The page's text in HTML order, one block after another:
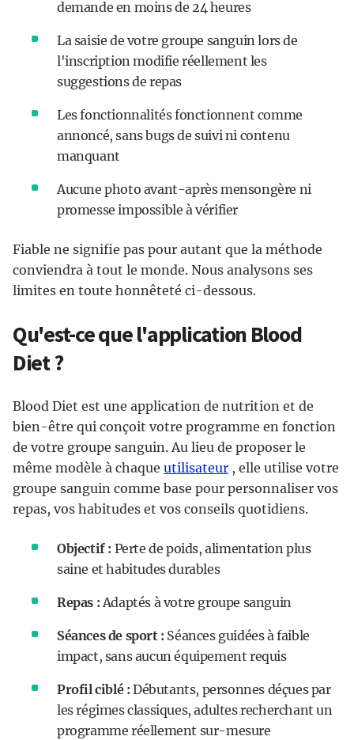
demande en moins de 24 heures
La saisie de votre groupe sanguin lors de
l'inscription modifie réellement les
suggestions de repas
Les fonctionnalités fonctionnent comme
annoncé, sans bugs de suivi ni contenu
manquant
Aucune photo avant-après mensongère ni
promesse impossible à vérifier
Fiable ne signifie pas pour autant que la méthode
conviendra à tout le monde. Nous analysons ses
limites en toute honnêteté ci-dessous.
Qu'est-ce que l'application Blood
Diet ?
Blood Diet est une application de nutrition et de
bien-être qui conçoit votre programme en fonction
de votre groupe sanguin. Au lieu de proposer le
même modèle à chaque utilisateur , elle utilise votre
groupe sanguin comme base pour personnaliser vos
repas, vos habitudes et vos conseils quotidiens.
Objectif : Perte de poids, alimentation plus
saine et habitudes durables
Repas :Adaptés à votre groupe sanguin
Séances de sport : Séances guidées à faible
impact, sans aucun équipement requis
Profil ciblé : Débutants, personnes déçues par
les régimes classiques, adultes recherchant un
programme réellement sur-mesure